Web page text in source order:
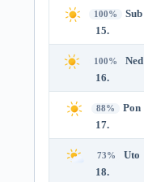
100%
Sub
15.
100%
Ned
16.
88%
Pon
17.
73%
Uto
18.